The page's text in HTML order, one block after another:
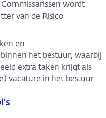
Commissarissen wordt
van de Risico
en
het bestuur, waarbij
extra taken krijgt als
vacature in het bestuur.